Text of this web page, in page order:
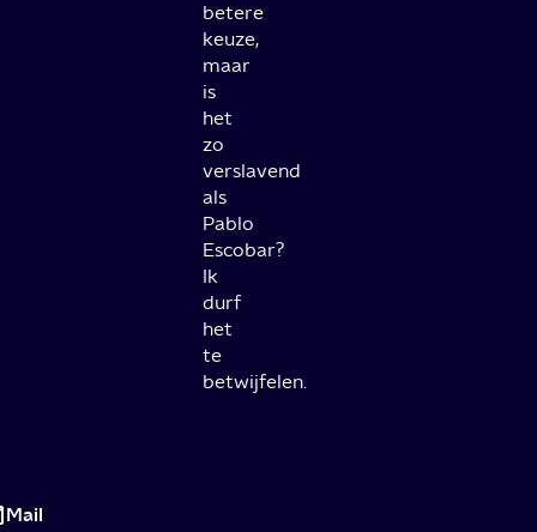
betere
keuze,
maar
is
het
zo
verslavend
als
Pablo
Escobar?
Ik
durf
het
te
betwijfelen.
Escobar:
Mail